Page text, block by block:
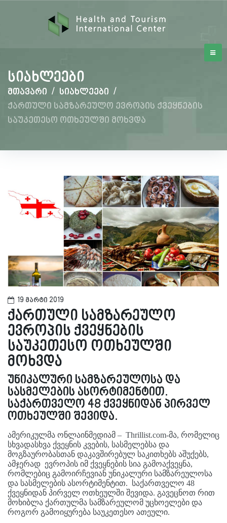
სიახლეები
მთავარი / სიახლეები /
ქართული სამზარეულო ევროპის ქვეყნების
საუკეთესო ოთხეულში მოხვდა
19 მარტი 2019
ქართული სამზარეულო
ევროპის ქვეყნების
საუკეთესო ოთხეულში
მოხვდა
უნიკალური სამზარეულოსა და
სასმელების ასორტიმენტით.
საქართველო 48 ქვეყნიდან პირველ
ოთხეულში შევიდა.
ამერიკულმა ონლაინმედიამ – Thrillist.com-მა, რომელიც
სხვადასხვა ქვეყნის კვების, სასმელებსა და
მოგზაურობასთან დაკავშირებულ საკითხებს აშუქებს,
ამჯერად ევროპის იმ ქვეყნების სია გამოაქვეყნა,
რომლებიც გამოირჩევიან უნიკალური სამზარეულოსა
და სასმელების ასორტიმენტით. საქართველო 48
ქვეყნიდან პირველ ოთხეულში შევიდა. გავეცნოთ რით
მოხიბლა ქართულმა სამზარეულომ უცხოელები და
როგორ გამოიყურება საუკეთესო ათეული.